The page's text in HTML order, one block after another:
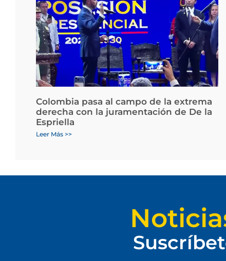
Colombia pasa al campo de la extrema
derecha con la juramentación de De la
Espriella
Leer Más >>